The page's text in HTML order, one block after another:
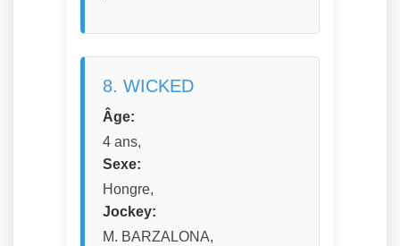
8. WICKED
Âge:
4 ans,
Sexe:
Hongre,
Jockey:
M. BARZALONA,